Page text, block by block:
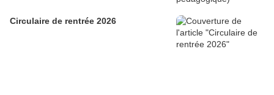
Circulaire de rentrée 2026